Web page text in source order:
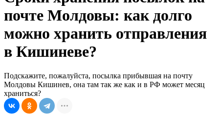
почте Молдовы: как долго
можно хранить отправления
в Кишиневе?
Подскажите, пожалуйста, посылка прибывшая на почту
Молдовы Кишинев, она там так же как и в РФ может месяц
храниться?